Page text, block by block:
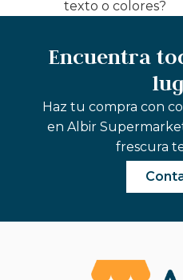
texto o colores?
Encuentra
Haz tu compra con
en Albir
frescura